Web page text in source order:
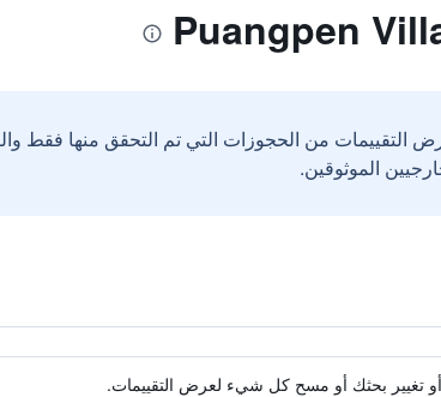
التقييمات من الحجوزات التي تم التحقق منها فقط
تغيير بحثك أو مسح كل شيء لعرض التقييمات.